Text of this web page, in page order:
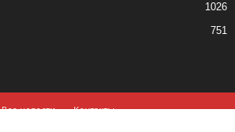
1026
751
Все новости
Контакты